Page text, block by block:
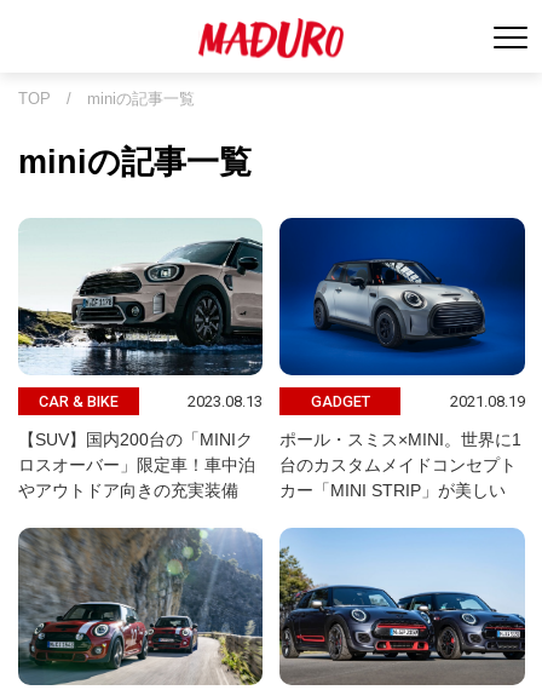
TOP / miniの記事一覧
miniの記事一覧
CAR & BIKE 2023.08.13
【SUV】国内200台の「MINIク
ロスオーバー」限定車！車中泊
やアウトドア向きの充実装備
GADGET 2021.08.19
ポール・スミス×MINI。世界に1
台のカスタムメイドコンセプト
カー「MINI STRIP」が美しい